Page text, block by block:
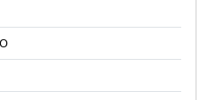
О